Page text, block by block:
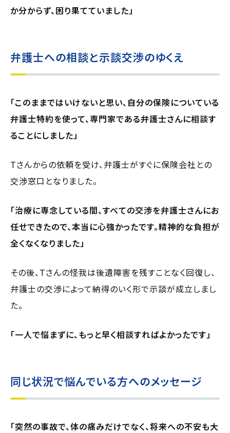
か分からず、困り果てていました」
弁護士への相談と示談交渉のゆくえ
「このままではいけないと思い、自分の保険についている
弁護士特約を使って、専門家である弁護士さんに相談す
ることにしました」
Tさんからの依頼を受け、弁護士がすぐに保険会社との
交渉窓口となりました。
「治療に専念している間、すべての交渉を弁護士さんにお
任せできたので、本当に心強かったです。精神的な負担が
全くなくなりました」
その後、Tさんの怪我は後遺障害を残すことなく回復し、
弁護士の交渉によって納得のいく形で示談が成立しまし
た。
「一人で悩まずに、もっと早く相談すればよかったです」
同じ状況で悩んでいる方へのメッセージ
「突然の事故で、体の痛みだけでなく、将来への不安も大